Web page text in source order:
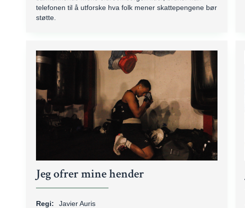
telefonen til å utforske hva folk mener skattepengene bør
støtte.
Jeg ofrer mine hender
Regi:
Javier Auris